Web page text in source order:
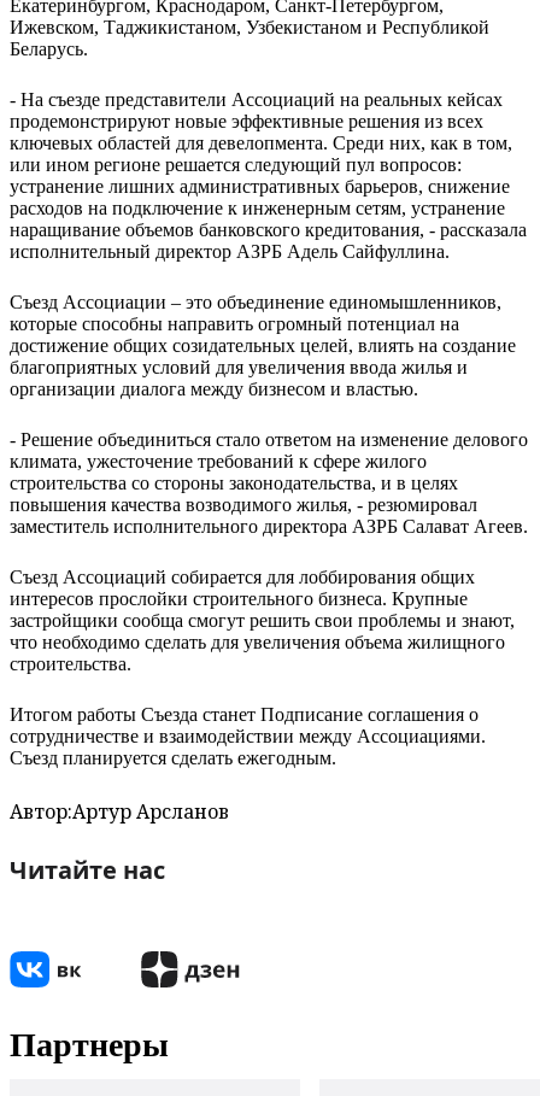
Екатеринбургом, Краснодаром, Санкт-Петербургом,
Ижевском, Таджикистаном, Узбекистаном и Республикой
Беларусь.
- На съезде представители Ассоциаций на реальных кейсах
продемонстрируют новые эффективные решения из всех
ключевых областей для девелопмента. Среди них, как в том,
или ином регионе решается следующий пул вопросов:
устранение лишних административных барьеров, снижение
расходов на подключение к инженерным сетям, устранение
наращивание объемов банковского кредитования, - рассказала
исполнительный директор АЗРБ Адель Сайфуллина.
Съезд Ассоциации – это объединение единомышленников,
которые способны направить огромный потенциал на
достижение общих созидательных целей, влиять на создание
благоприятных условий для увеличения ввода жилья и
организации диалога между бизнесом и властью.
- Решение объединиться стало ответом на изменение делового
климата, ужесточение требований к сфере жилого
строительства со стороны законодательства, и в целях
повышения качества возводимого жилья, - резюмировал
заместитель исполнительного директора АЗРБ Салават Агеев.
Съезд Ассоциаций собирается для лоббирования общих
интересов прослойки строительного бизнеса. Крупные
застройщики сообща смогут решить свои проблемы и знают,
что необходимо сделать для увеличения объема жилищного
строительства.
Итогом работы Съезда станет Подписание соглашения о
сотрудничестве и взаимодействии между Ассоциациями.
Съезд планируется сделать ежегодным.
Автор:Артур Арсланов
Читайте нас
Партнеры